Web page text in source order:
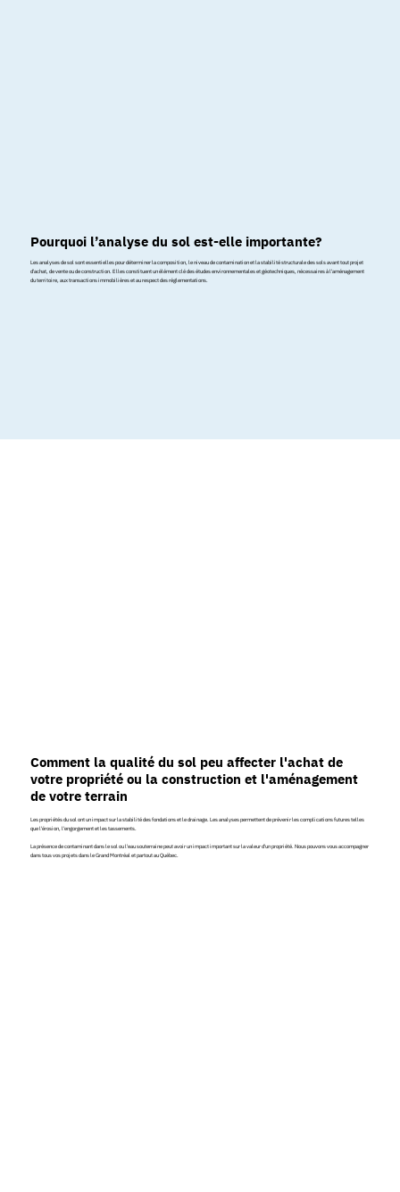
Pourquoi l’analyse du sol est-elle importante?
Les analyses de sol sont essentielles pour déterminer la composition, le niveau de contamination et la stabilité structurale des sols avant tout projet
d'achat, de vente ou de construction. Elles constituent un élément clé des études environnementales et géotechniques, nécessaires à l'aménagement
du territoire, aux transactions immobilières et au respect des réglementations.
Comment la qualité du sol peu affecter l'achat de
votre propriété ou la construction et l'aménagement
de votre terrain
Les propriétés du sol ont un impact sur la stabilité des fondations et le drainage. Les analyses permettent de prévenir les complications futures telles
que l'érosion, l'engorgement et les tassements.
La présence de contaminant dans le sol ou l'eau souterraine peut avoir un impact important sur la valeur d'un propriété. Nous pouvons vous accompagner
dans tous vos projets dans le Grand Montréal et partout au Québec.